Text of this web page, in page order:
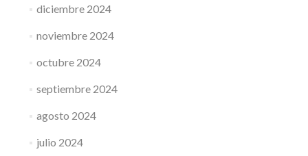
diciembre 2024
noviembre 2024
octubre 2024
septiembre 2024
agosto 2024
julio 2024